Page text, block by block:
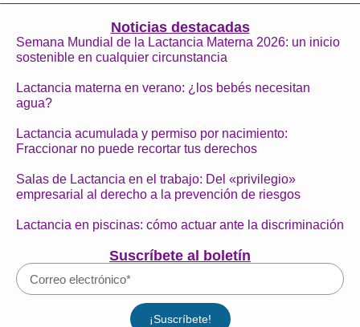
Noticias destacadas
Semana Mundial de la Lactancia Materna 2026: un inicio
sostenible en cualquier circunstancia
Lactancia materna en verano: ¿los bebés necesitan
agua?
Lactancia acumulada y permiso por nacimiento:
Fraccionar no puede recortar tus derechos
Salas de Lactancia en el trabajo: Del «privilegio»
empresarial al derecho a la prevención de riesgos
Lactancia en piscinas: cómo actuar ante la discriminación
Suscríbete al boletín
¡Suscríbete!